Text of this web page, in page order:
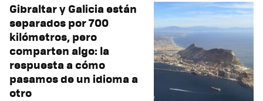
Gibraltar y Galicia están
separados por 700
kilómetros, pero
comparten algo: la
respuesta a cómo
pasamos de un idioma a
otro